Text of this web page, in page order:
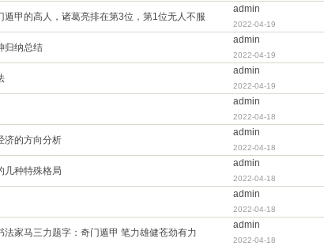
遁甲的高人，诸葛亮排在第3位，第1位无人不服
admin
2022-04-19
归纳总结
admin
2022-04-19
admin
2022-04-19
admin
2022-04-18
济的方向分析
admin
2022-04-18
几种特殊格局
admin
2022-04-18
admin
2022-04-18
法家马三力题字：奇门遁甲 笔力雄健苍劲有力
admin
2022-04-18